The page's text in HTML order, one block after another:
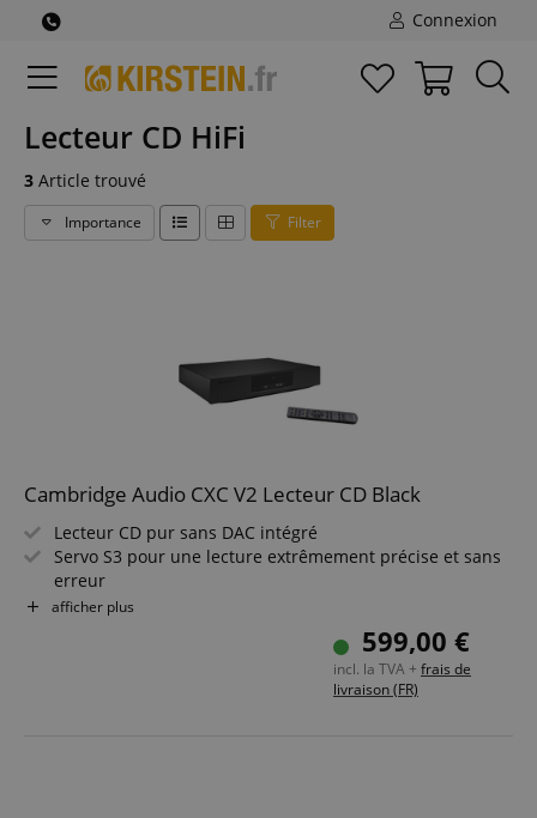
Connexion
Lecteur CD HiFi
3 Article trouvé
Importance Filter
Cambridge Audio CXC V2 Lecteur CD Black
Lecteur CD pur sans DAC intégré
Servo S3 pour une lecture extrêmement précise et sans
erreur
Sorties numériques coaxiale et optique pour une
Lecture sans interruption pour albums live et albums
Enveloppe métallique acoustiquement amortie contre
afficher plus
599,00 €
incl. la TVA + frais de
livraison (FR)